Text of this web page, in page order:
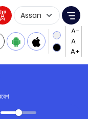
Language